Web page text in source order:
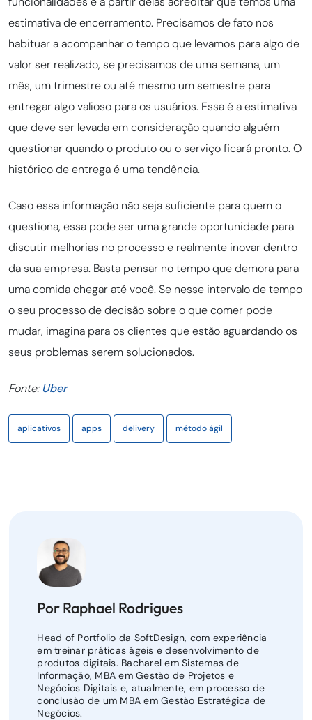
estimativa de encerramento. Precisamos de fato nos
habituar a acompanhar o tempo que levamos para algo de
valor ser realizado, se precisamos de uma semana, um
mês, um trimestre ou até mesmo um semestre para
entregar algo valioso para os usuários. Essa é a estimativa
que deve ser levada em consideração quando alguém
questionar quando o produto ou o serviço ficará pronto. O
histórico de entrega é uma tendência.
Caso essa informação não seja suficiente para quem o
questiona, essa pode ser uma grande oportunidade para
discutir melhorias no processo e realmente inovar dentro
da sua empresa. Basta pensar no tempo que demora para
uma comida chegar até você. Se nesse intervalo de tempo
o seu processo de decisão sobre o que comer pode
mudar, imagina para os clientes que estão aguardando os
seus problemas serem solucionados.
Fonte: Uber
aplicativos apps delivery método ágil
Por Raphael Rodrigues
Head of Portfolio da SoftDesign, com experiência
em treinar práticas ágeis e desenvolvimento de
produtos digitais. Bacharel em Sistemas de
Informação, MBA em Gestão de Projetos e
Negócios Digitais e, atualmente, em processo de
conclusão de um MBA em Gestão Estratégica de
Negócios.